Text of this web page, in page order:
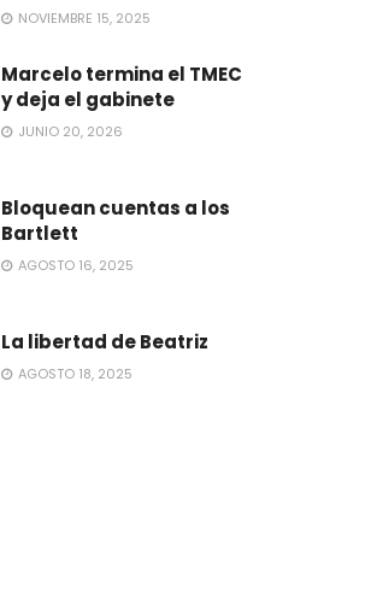
NOVIEMBRE 15, 2025
Marcelo termina el TMEC
y deja el gabinete
JUNIO 20, 2026
Bloquean cuentas a los
Bartlett
AGOSTO 16, 2025
La libertad de Beatriz
AGOSTO 18, 2025